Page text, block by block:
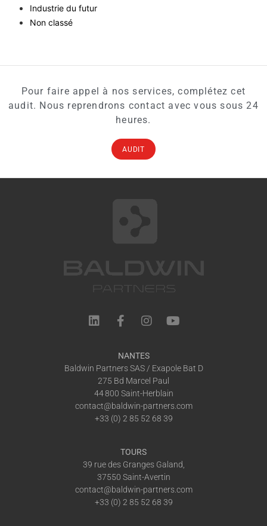
Industrie du futur
Non classé
Pour faire appel à nos services, complétez cet
audit. Nous reprendrons contact avec vous sous 24
heures.
AUDIT
NANTES
Baldwin Partners SAS / Exapole Bat D
275 Bd Marcel Paul
44 800 Saint-Herblain
contact@baldwin-partners.com
+33 (0) 2 85 52 68 39
TOURS
39 rue des Granges Galand,
37550 Saint-Avertin
contact@baldwin-partners.com
+33 (0) 2 85 52 68 39